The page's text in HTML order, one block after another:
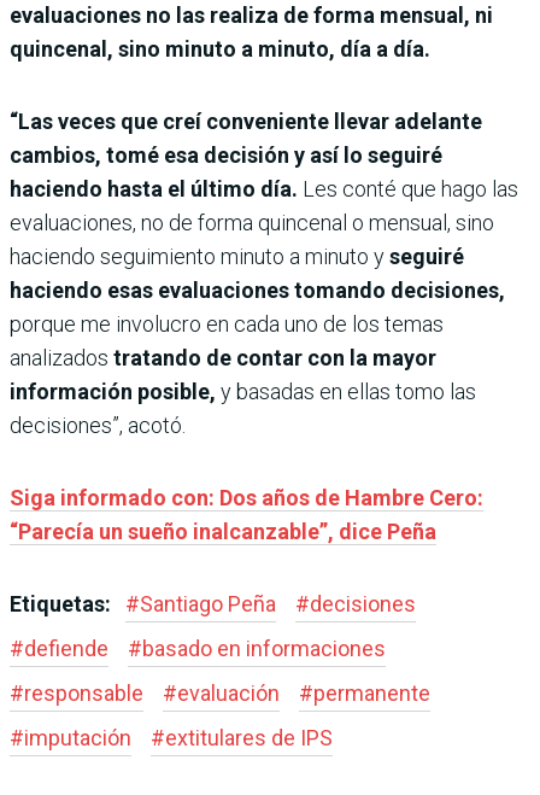
evaluaciones no las realiza de forma mensual, ni
quincenal, sino minuto a minuto, día a día.
“Las veces que creí conveniente llevar adelante
cambios, tomé esa decisión y así lo seguiré
haciendo hasta el último día. Les conté que hago las
evaluaciones, no de forma quincenal o mensual, sino
haciendo seguimiento minuto a minuto yseguiré
haciendo esas evaluaciones tomando decisiones,
porque me involucro en cada uno de los temas
analizados tratando de contar con la mayor
información posible, y basadas en ellas tomo las
decisiones”, acotó.
Siga informado con: Dos años de Hambre Cero:
“Parecía un sueño inalcanzable”, dice Peña
Etiquetas: #Santiago Peña #decisiones
#defiende #basado en informaciones
#responsable #evaluación #permanente
#imputación #extitulares de IPS